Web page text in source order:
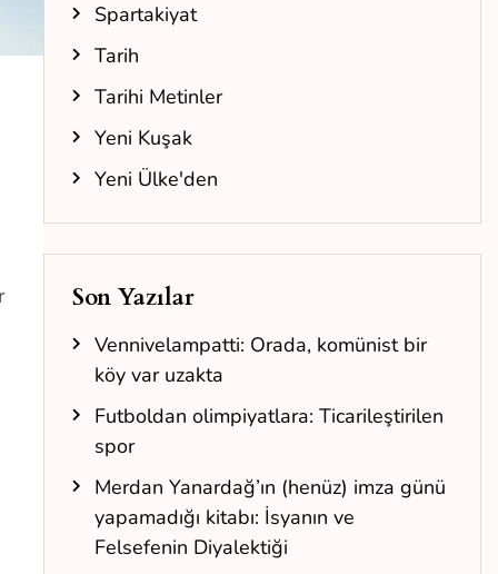
Spartakiyat
Tarih
Tarihi Metinler
Yeni Kuşak
Yeni Ülke'den
Son Yazılar
Vennivelampatti: Orada, komünist bir
köy var uzakta
Futboldan olimpiyatlara: Ticarileştirilen
spor
Merdan Yanardağ’ın (henüz) imza günü
yapamadığı kitabı: İsyanın ve
Felsefenin Diyalektiği